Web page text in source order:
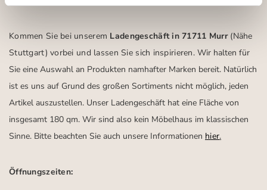
Kommen Sie bei unserem Ladengeschäft in 71711 Murr (Nähe
Stuttgart) vorbei und lassen Sie sich inspirieren.Wir halten für
Sie eine Auswahl an Produkten namhafter Marken bereit. Natürlich
ist es uns auf Grund des großen Sortiments nicht möglich, jeden
Artikel auszustellen. Unser Ladengeschäft hat eine Fläche von
insgesamt 180 qm. Wir sind also kein Möbelhaus im klassischen
Sinne. Bitte beachten Sie auch unsere Informationen hier.
Öffnungszeiten: